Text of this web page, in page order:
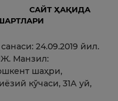
САЙТ ҲАҚИДА
24.09.2019 йил.
Манзил:
шаҳри,
кўчаси, 31А уй,